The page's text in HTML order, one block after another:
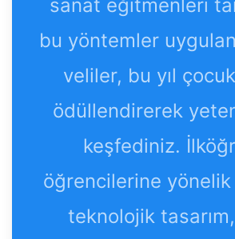
sanat eğitmenleri
bu yöntemler
veliler, bu yıl
ödüllendirerek
keşfediniz.
öğrencilerine
teknolojik